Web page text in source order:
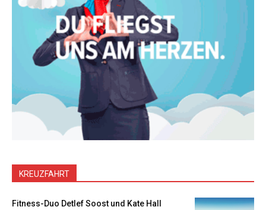
KREUZFAHRT
Fitness-Duo Detlef Soost und Kate Hall